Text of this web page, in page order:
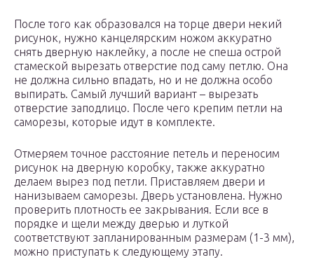
После того как образовался на торце двери некий
рисунок, нужно канцелярским ножом аккуратно
снять дверную наклейку, а после не спеша острой
стамеской вырезать отверстие под саму петлю. Она
не должна сильно впадать, но и не должна особо
выпирать. Самый лучший вариант – вырезать
отверстие заподлицо. После чего крепим петли на
саморезы, которые идут в комплекте.
Отмеряем точное расстояние петель и переносим
рисунок на дверную коробку, также аккуратно
делаем вырез под петли. Приставляем двери и
нанизываем саморезы. Дверь установлена. Нужно
проверить плотность ее закрывания. Если все в
порядке и щели между дверью и луткой
соответствуют запланированным размерам (1-3 мм),
можно приступать к следующему этапу.